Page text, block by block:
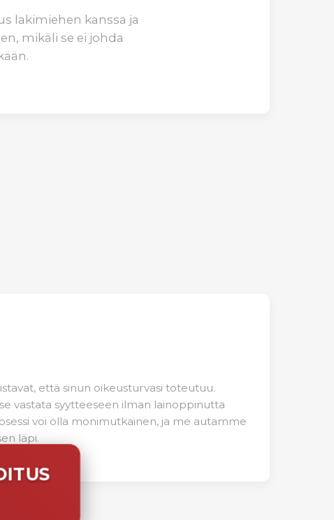
lakimiehen kanssa ja
mikäli se ei johda
että sinun oikeusturvasi toteutuu.
vastata syytteeseen ilman lainoppinutta
voi olla monimutkainen, ja me autamme
läpi.